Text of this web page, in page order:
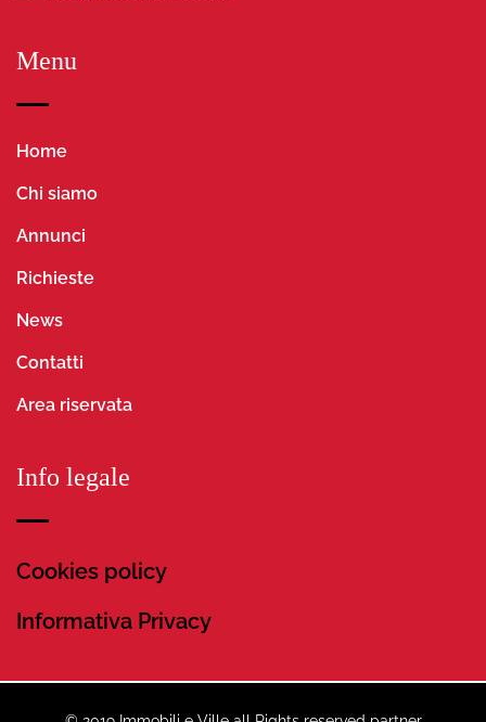
Menu
Home
Chi siamo
Annunci
Richieste
News
Contatti
Area riservata
Info legale
Cookies policy
Informativa Privacy